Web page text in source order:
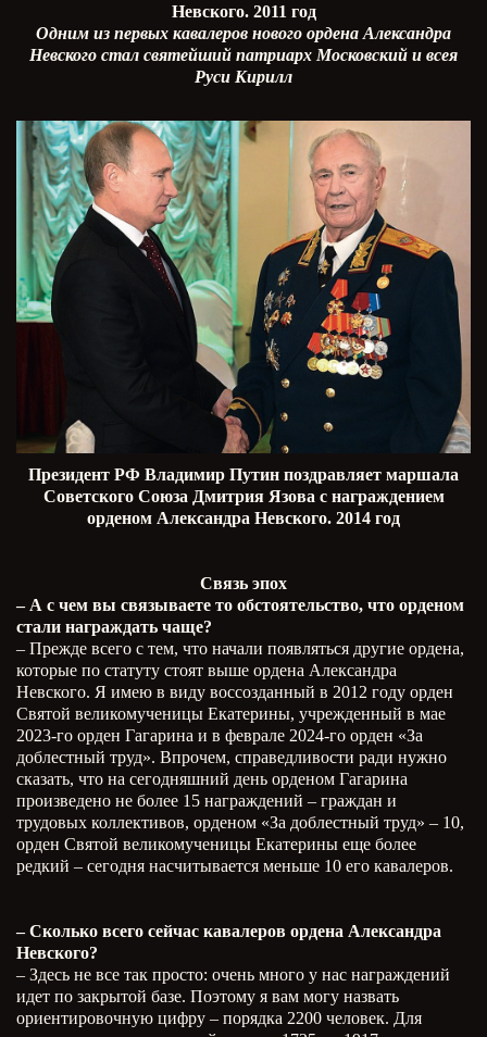
Невского. 2011 год
Одним из первых кавалеров нового ордена Александра
Невского стал святейший патриарх Московский и всея
Руси Кирилл
Президент РФ Владимир Путин поздравляет маршала
Советского Союза Дмитрия Язова с награждением
орденом Александра Невского. 2014 год
Связь эпох
– А с чем вы связываете то обстоятельство, что орденом
стали награждать чаще?
– Прежде всего с тем, что начали появляться другие ордена,
которые по статуту стоят выше ордена Александра
Невского. Я имею в виду воссозданный в 2012 году орден
Святой великомученицы Екатерины, учрежденный в мае
2023-го орден Гагарина и в феврале 2024-го орден «За
доблестный труд». Впрочем, справедливости ради нужно
сказать, что на сегодняшний день орденом Гагарина
произведено не более 15 награждений – граждан и
трудовых коллективов, орденом «За доблестный труд» – 10,
орден Святой великомученицы Екатерины еще более
редкий – сегодня насчитывается меньше 10 его кавалеров.
– Сколько всего сейчас кавалеров ордена Александра
Невского?
– Здесь не все так просто: очень много у нас награждений
идет по закрытой базе. Поэтому я вам могу назвать
ориентировочную цифру – порядка 2200 человек. Для